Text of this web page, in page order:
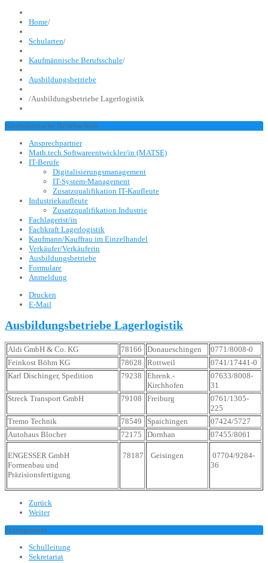
Home/
Schularten/
Kaufmännische Berufsschule/
Ausbildungsbetriebe
/Ausbildungsbetriebe Lagerlogistik
Kaufmännische Berufsschule
Ansprechpartner
Math.tech.Softwareentwickler/in (MATSE)
IT-Berufe
Digitalisierungsmanagement
IT-System-Management
Zusatzqualifikation IT-Kaufleute
Industriekaufleute
Zusatzqualifikation Industrie
Fachlagerist/in
Fachkraft Lagerlogistik
Kaufmann/Kauffrau im Einzelhandel
Verkäufer/Verkäuferin
Ausbildungsbetriebe
Formulare
Anmeldung
Drucken
E-Mail
Ausbildungsbetriebe Lagerlogistik
Aldi GmbH & Co. KG 78166 Donaueschingen
0771/8008-0
Feinkost Böhm KG
78628 Rottweil
0741/17441-0
Karl Dischinger, Spedition
79238
Ehrenk.-
Kirchhofen
07633/8008-
31
Streck Transport GmbH
79108 Freiburg
0761/1305-
225
Tremo Technik
78549 Spaichingen
07424/5727
Autohaus Blocher
72175 Dornhan 07455/8061
ENGESSER GmbH
Formenbau und
Präzisionsfertigung
78187 Geisingen
07704/9284-
36
Zurück
Weiter
Management
Schulleitung
Sekretariat